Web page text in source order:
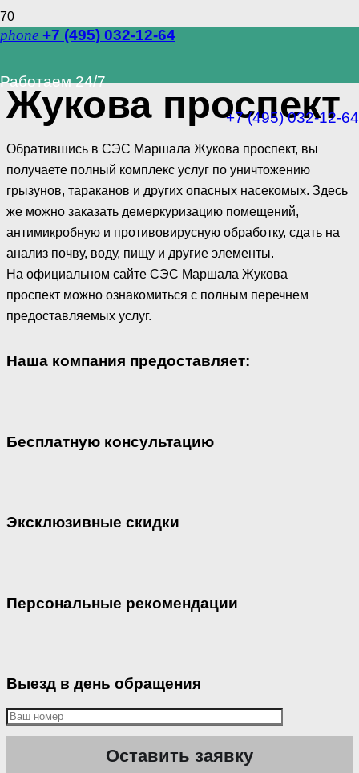
phone +7 (495) 032-12-64
Работаем 24/7
+7 (495) 032-12-64
Жукова проспект
Обратившись в СЭС Маршала Жукова проспект, вы
получаете полный комплекс услуг по уничтожению
грызунов, тараканов и других опасных насекомых. Здесь
же можно заказать демеркуризацию помещений,
антимикробную и противовирусную обработку, сдать на
анализ почву, воду, пищу и другие элементы.
На официальном сайте СЭС Маршала Жукова
проспект можно ознакомиться с полным перечнем
предоставляемых услуг.
Наша компания предоставляет:
Бесплатную консультацию
Эксклюзивные скидки
Персональные рекомендации
Выезд в день обращения